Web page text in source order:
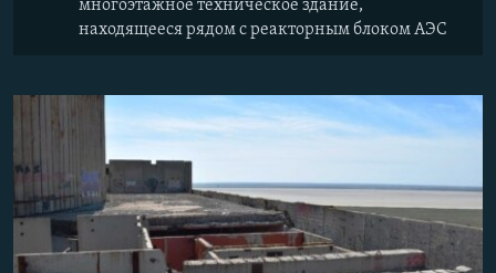
многоэтажное техническое здание,
находящееся рядом с реакторным блоком АЭС